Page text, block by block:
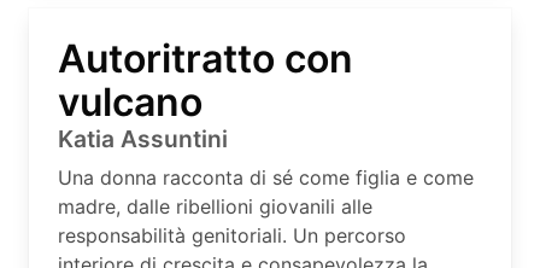
Autoritratto con
vulcano
Katia Assuntini
Una donna racconta di sé come figlia e come
madre, dalle ribellioni giovanili alle
responsabilità genitoriali. Un percorso